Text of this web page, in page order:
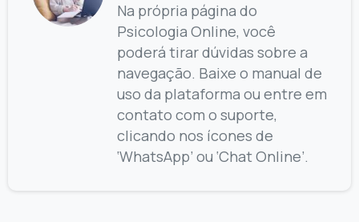
Na própria página do
Psicologia Online, você
poderá tirar dúvidas sobre a
navegação. Baixe o manual de
uso da plataforma ou entre em
contato com o suporte,
clicando nos ícones de
‘WhatsApp’ ou ‘Chat Online’.